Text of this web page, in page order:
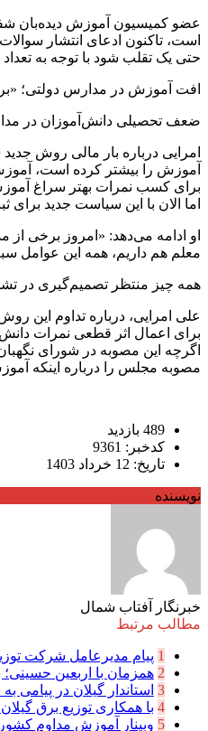
عضو کمیسیون آموزش دیده‌بان
است، تاکنون ادعای انتشار
حتی یک تقلب شود با توجه به تعداد
افت آموزش در مدارس دولتی؛
ضعف تحصیلی دانش‌آموزان در
امرایی درباره بار مالی روش
آموزش را بیشتر کرده است،
برای کسب نمرات بهتر سراغ
اما الان با این سیاست جدید
او ادامه می‌دهد: «امروز برخی
معلم هم داریم، همه این
همه چیز منتظر تصمیم‌گیری در
علی امرایی، درباره تداوم
اگرچه این مصوبه در شورای
مصوبه مجلس را درباره اینکه آموزش و پرورش تا سال ۱۴۰۶ مکلف به تامین زیرساخت‌های لازم
489 بازدید
کدخبر: 9361
تاریخ: 12 خرداد 1403
نویسنده
خبرنگار آفتاب شمال
مطالب مرتبط
1 پیام مدیرعامل شركت
2 همزمان با اربعین حسینی؛
3 استاندار گیلان در پیامی
4 با همکاری توزیع برق
5 وبینار آموزش مداوم